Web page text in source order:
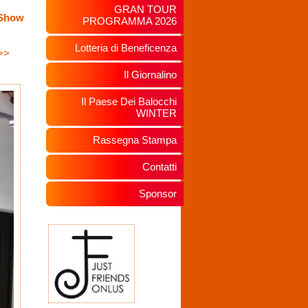
GRAN TOUR
PROGRAMMA 2026
Lotteria di Beneficenza
Il Giornalino
Il Paese Dei Balocchi
WINTER
Rassegna Stampa
Contatti
Sponsor